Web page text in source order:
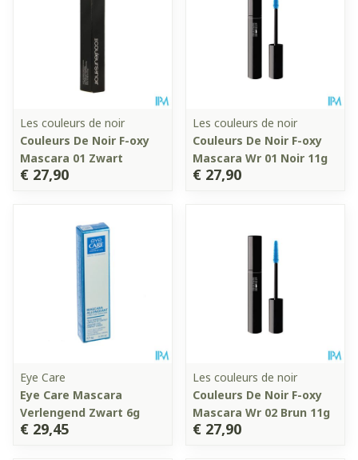
Les couleurs de noir
Couleurs De Noir F-oxy
Mascara 01 Zwart
€ 27,90
Les couleurs de noir
Couleurs De Noir F-oxy
Mascara Wr 01 Noir 11g
€ 27,90
Eye Care
Eye Care Mascara
Verlengend Zwart 6g
€ 29,45
Les couleurs de noir
Couleurs De Noir F-oxy
Mascara Wr 02 Brun 11g
€ 27,90